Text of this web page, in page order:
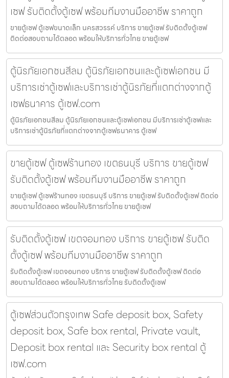
เซฟ รับติดตั้งตู้เซฟ พร้อมทีมงานมืออาชีพ ราคาถูก
ขายตู้เซฟ ตู้เซฟขนาดเล็ก นครสวรรค์ บริการ ขายตู้เซฟ รับติดตั้งตู้เซฟ
ติดต่อสอบถามได้ตลอด พร้อมให้บริการทั่วไทย ขายตู้เซฟ
ตู้นิรภัยเอกชนสีลม ตู้นิรภัยเอกชนและตู้เซฟเอกชน มี
บริการเช่าตู้เซฟและบริการเช่าตู้นิรภัยที่แตกต่างจากตู้
เซฟธนาคาร ตู้เซฟ.com
ตู้นิรภัยเอกชนสีลม ตู้นิรภัยเอกชนและตู้เซฟเอกชน มีบริการเช่าตู้เซฟและ
บริการเช่าตู้นิรภัยที่แตกต่างจากตู้เซฟธนาคาร ตู้เซฟ
ขายตู้เซฟ ตู้เซฟร้านทอง เขตธนบุรี บริการ ขายตู้เซฟ
รับติดตั้งตู้เซฟ พร้อมทีมงานมืออาชีพ ราคาถูก
ขายตู้เซฟ ตู้เซฟร้านทอง เขตธนบุรี บริการ ขายตู้เซฟ รับติดตั้งตู้เซฟ ติดต่อ
สอบถามได้ตลอด พร้อมให้บริการทั่วไทย ขายตู้เซฟ
รับติดตั้งตู้เซฟ เขตจอมทอง บริการ ขายตู้เซฟ รับติด
ตั้งตู้เซฟ พร้อมทีมงานมืออาชีพ ราคาถูก
รับติดตั้งตู้เซฟ เขตจอมทอง บริการ ขายตู้เซฟ รับติดตั้งตู้เซฟ ติดต่อ
สอบถามได้ตลอด พร้อมให้บริการทั่วไทย รับติดตั้งตู้เซฟ
ตู้เซฟส่วนตัวกรุงเทพ Safe deposit box, Safety
deposit box, Safe box rental, Private vault,
Deposit box rental และ Security box rental ตู้
เซฟ.com